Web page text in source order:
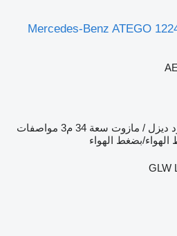
Mercedes-Benz ATEGO
ديزل / مازوت سعة 34 م3
مواصفات
بضغط الهواء
GLW